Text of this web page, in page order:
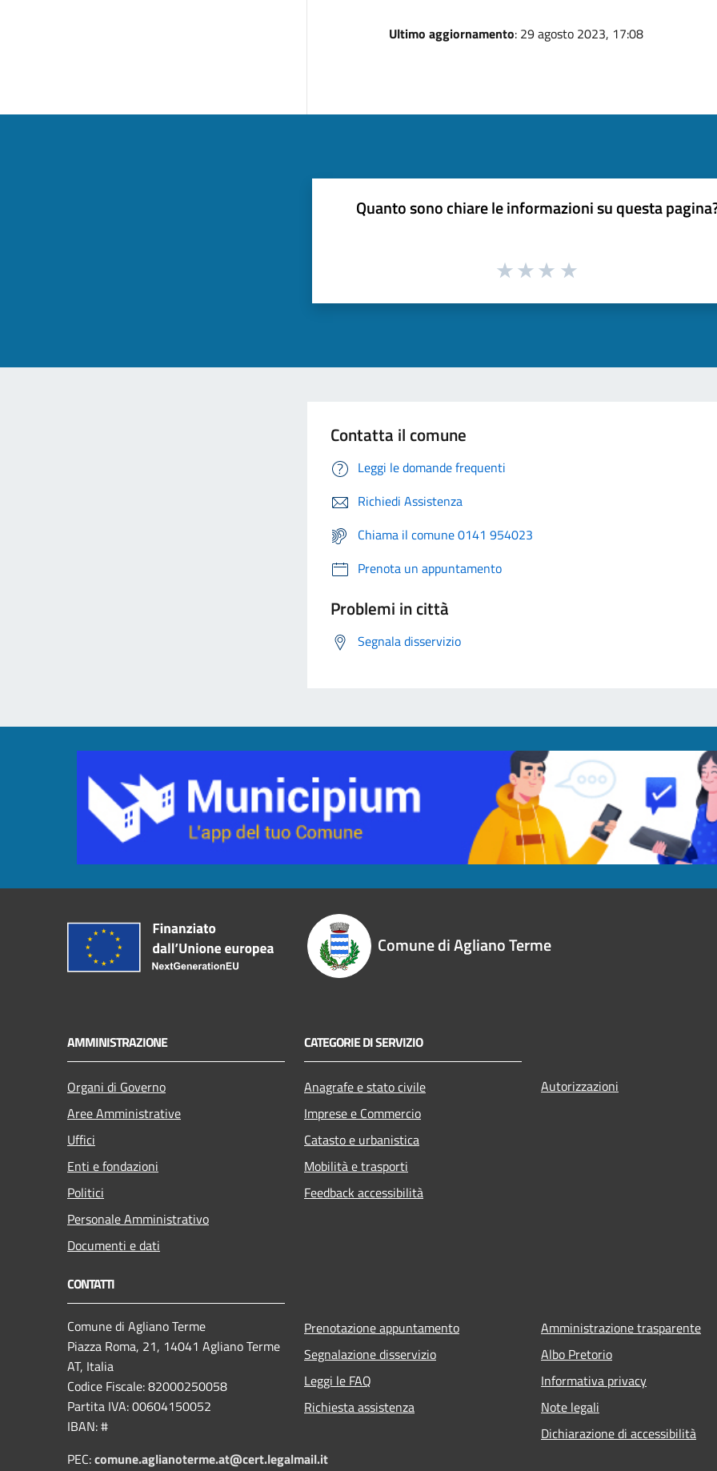
Ultimo aggiornamento: 29 agosto 2023, 17:08
Quanto sono chiare le informazioni su questa
Contatta il comune
Leggi le domande frequenti
Richiedi Assistenza
Chiama il comune 0141 954023
Prenota un appuntamento
Problemi in città
Segnala disservizio
Comune di Agliano Terme
AMMINISTRAZIONE
Organi di Governo
Aree Amministrative
Uffici
Enti e fondazioni
Politici
Personale Amministrativo
Documenti e dati
CATEGORIE DI SERVIZIO
Anagrafe e stato civile
Imprese e Commercio
Catasto e urbanistica
Mobilità e trasporti
Feedback accessibilità
Autorizzazioni
CONTATTI
Comune di Agliano Terme
Piazza Roma, 21, 14041 Agliano Terme
AT, Italia
Codice Fiscale: 82000250058
Partita IVA: 00604150052
IBAN: #
PEC:comune.aglianoterme.at@cert.legalmail.it
Prenotazione appuntamento
Segnalazione disservizio
Leggi le FAQ
Richiesta assistenza
Amministrazione trasparente
Albo Pretorio
Informativa privacy
Note legali
Dichiarazione di accessibilità